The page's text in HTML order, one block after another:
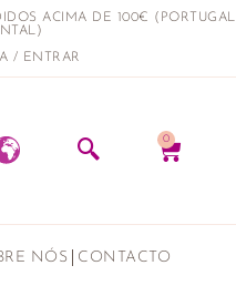
ACIMA DE 100€ (PORTUGAL
/ ENTRAR
0
NÓS CONTACTO